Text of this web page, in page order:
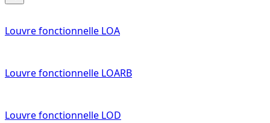
Louvre fonctionnelle LOA
Louvre fonctionnelle LOARB
Louvre fonctionnelle LOD